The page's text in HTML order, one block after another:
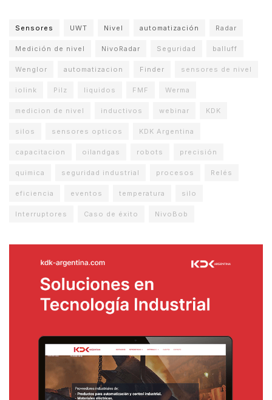
Sensores UWT Nivel automatización Radar
Medición de nivel NivoRadar Seguridad balluff
Wenglor automatizacion Finder sensores de nivel
iolink Pilz liquidos FMF Werma
medicion de nivel inductivos webinar KDK
silos sensores opticos KDK Argentina
capacitacion oilandgas robots precisión
quimica seguridad industrial procesos Relés
eficiencia eventos temperatura silo
Interruptores Caso de éxito NivoBob